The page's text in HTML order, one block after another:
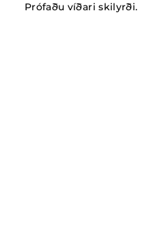
Prófaðu víðari skilyrði.